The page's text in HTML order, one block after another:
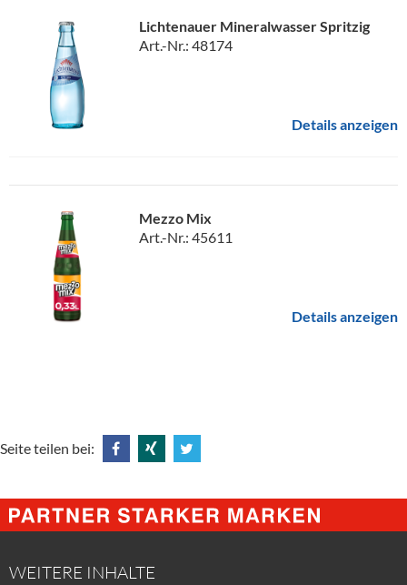
Lichtenauer Mineralwasser Spritzig
Art.-Nr.: 48174
Details anzeigen
Mezzo Mix
Art.-Nr.: 45611
Details anzeigen
Seite teilen bei:
@
Facebook
@
Xing
@
Twitter
WEITERE INHALTE